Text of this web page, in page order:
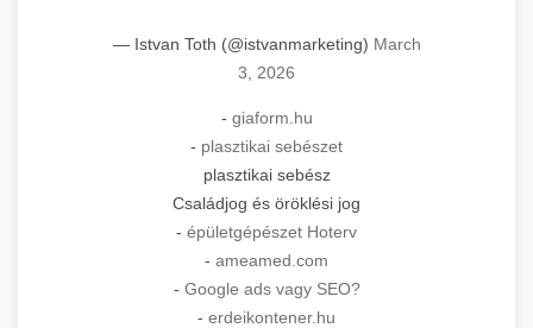
— Istvan Toth (@istvanmarketing) March
3, 2026
- giaform.hu
- plasztikai sebészet
plasztikai sebész
Családjog és öröklési jog
- épületgépészet Hoterv
- ameamed.com
- Google ads vagy SEO?
- erdeikontener.hu